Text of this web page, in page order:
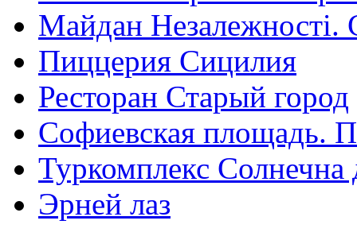
Майдан Незалежності.
Пиццерия Сицилия
Ресторан Старый город
Софиевская площадь.
Туркомплекс Солнечна
Эрней лаз